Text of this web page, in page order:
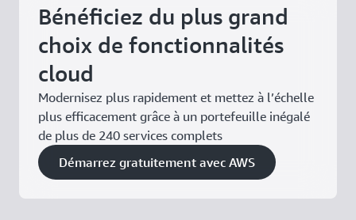
Bénéficiez du plus grand
choix de fonctionnalités
cloud
Modernisez plus rapidement et mettez à l’échelle
plus efficacement grâce à un portefeuille inégalé
de plus de 240 services complets
Démarrez gratuitement avec AWS